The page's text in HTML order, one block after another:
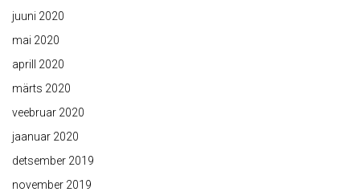
juuni 2020
mai 2020
aprill 2020
märts 2020
veebruar 2020
jaanuar 2020
detsember 2019
november 2019